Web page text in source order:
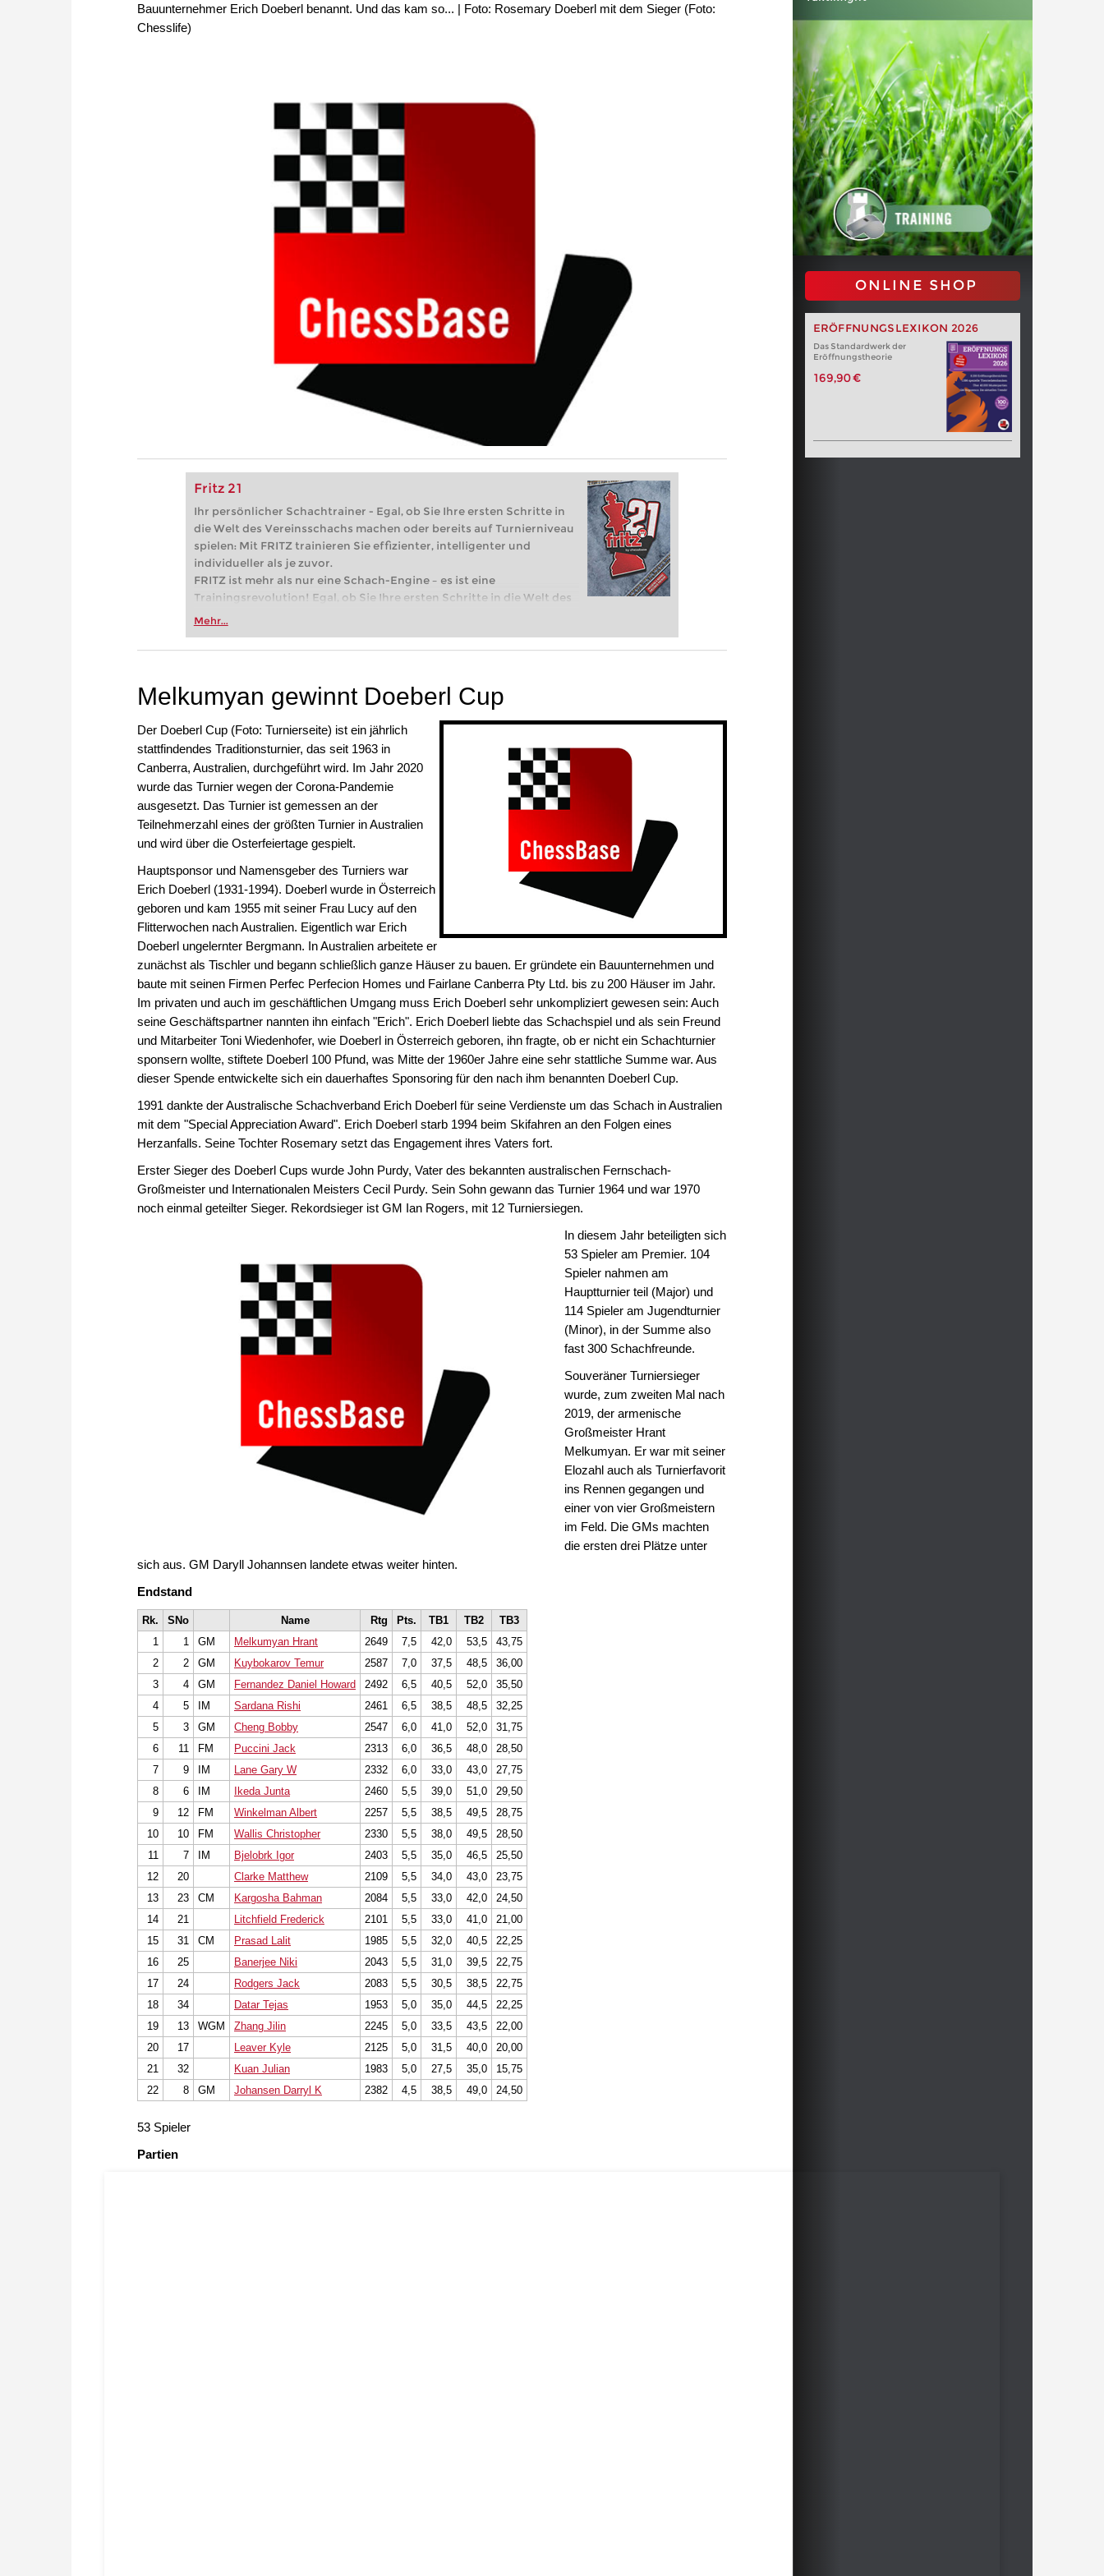
Bauunternehmer Erich Doeberl benannt. Und das kam so... | Foto: Rosemary Doeberl mit dem Sieger (Foto:
Chesslife)
Fritz 21
Ihr persönlicher Schachtrainer - Egal, ob Sie Ihre ersten Schritte in
die Welt des Vereinsschachs machen oder bereits auf Turnierniveau
spielen: Mit FRITZ trainieren Sie effizienter, intelligenter und
individueller als je zuvor.
FRITZ ist mehr als nur eine Schach-Engine – es ist eine
Trainingsrevolution! Egal, ob Sie Ihre ersten Schritte in die Welt des
Vereinsschachs machen oder bereits auf Turnierniveau spielen: Mit
zuvor.
Mehr...
ONLINE SHOP
ERÖFFNUNGSLEXIKON 2026
Das Standardwerk der
Eröffnungstheorie
169,90 €
Melkumyan gewinnt Doeberl Cup
Der Doeberl Cup (Foto: Turnierseite) ist ein jährlich
stattfindendes Traditionsturnier, das seit 1963 in
Canberra, Australien, durchgeführt wird. Im Jahr 2020
wurde das Turnier wegen der Corona-Pandemie
ausgesetzt. Das Turnier ist gemessen an der
Teilnehmerzahl eines der größten Turnier in Australien
und wird über die Osterfeiertage gespielt.
Hauptsponsor und Namensgeber des Turniers war
Erich Doeberl (1931-1994). Doeberl wurde in Österreich
geboren und kam 1955 mit seiner Frau Lucy auf den
Flitterwochen nach Australien. Eigentlich war Erich
Doeberl ungelernter Bergmann. In Australien arbeitete er
zunächst als Tischler und begann schließlich ganze Häuser zu bauen. Er gründete ein Bauunternehmen und
baute mit seinen Firmen Perfec Perfecion Homes und Fairlane Canberra Pty Ltd. bis zu 200 Häuser im Jahr.
Im privaten und auch im geschäftlichen Umgang muss Erich Doeberl sehr unkompliziert gewesen sein: Auch
seine Geschäftspartner nannten ihn einfach "Erich". Erich Doeberl liebte das Schachspiel und als sein Freund
und Mitarbeiter Toni Wiedenhofer, wie Doeberl in Österreich geboren, ihn fragte, ob er nicht ein Schachturnier
sponsern wollte, stiftete Doeberl 100 Pfund, was Mitte der 1960er Jahre eine sehr stattliche Summe war. Aus
dieser Spende entwickelte sich ein dauerhaftes Sponsoring für den nach ihm benannten Doeberl Cup.
1991 dankte der Australische Schachverband Erich Doeberl für seine Verdienste um das Schach in Australien
mit dem "Special Appreciation Award". Erich Doeberl starb 1994 beim Skifahren an den Folgen eines
Herzanfalls. Seine Tochter Rosemary setzt das Engagement ihres Vaters fort.
Erster Sieger des Doeberl Cups wurde John Purdy, Vater des bekannten australischen Fernschach-
Großmeister und Internationalen Meisters Cecil Purdy. Sein Sohn gewann das Turnier 1964 und war 1970
noch einmal geteilter Sieger. Rekordsieger ist GM Ian Rogers, mit 12 Turniersiegen.
In diesem Jahr beteiligten sich
53 Spieler am Premier. 104
Spieler nahmen am
Hauptturnier teil (Major) und
114 Spieler am Jugendturnier
(Minor), in der Summe also
fast 300 Schachfreunde.
Souveräner Turniersieger
wurde, zum zweiten Mal nach
2019, der armenische
Großmeister Hrant
Melkumyan. Er war mit seiner
Elozahl auch als Turnierfavorit
ins Rennen gegangen und
einer von vier Großmeistern
im Feld. Die GMs machten
die ersten drei Plätze unter
sich aus. GM Daryll Johannsen landete etwas weiter hinten.
Endstand
Rk. SNo Name Rtg Pts. TB1 TB2
TB3
1
1 GM Melkumyan Hrant 2649 7,5 42,0 53,5
43,75
2
2 GM Kuybokarov Temur 2587 7,0 37,5 48,5
36,00
3
4 GM Fernandez Daniel Howard 2492 6,5 40,5 52,0
35,50
4
5 IM Sardana Rishi 2461 6,5 38,5 48,5
32,25
5
3 GM Cheng Bobby 2547 6,0 41,0 52,0
31,75
6
11 FM Puccini Jack 2313 6,0 36,5 48,0
28,50
7
9 IM Lane Gary W 2332 6,0 33,0 43,0
27,75
8
6 IM Ikeda Junta 2460 5,5 39,0 51,0
29,50
9
12 FM Winkelman Albert 2257 5,5 38,5 49,5
28,75
10
10 FM Wallis Christopher 2330 5,5 38,0 49,5
28,50
11
7 IM Bjelobrk Igor 2403 5,5 35,0 46,5
25,50
12
20 Clarke Matthew 2109 5,5 34,0 43,0
23,75
13
23 CM Kargosha Bahman 2084 5,5 33,0 42,0
24,50
14
21 Litchfield Frederick 2101 5,5 33,0 41,0
21,00
15
31 CM Prasad Lalit 1985 5,5 32,0 40,5
22,25
16
25 Banerjee Niki 2043 5,5 31,0 39,5
22,75
17
24 Rodgers Jack 2083 5,5 30,5 38,5
22,75
18
34 Datar Tejas 1953 5,0 35,0 44,5
22,25
19
13 WGM Zhang Jilin 2245 5,0 33,5 43,5
22,00
20
17 Leaver Kyle 2125 5,0 31,5 40,0
20,00
21
32 Kuan Julian 1983 5,0 27,5 35,0
15,75
22
8 GM Johansen Darryl K 2382 4,5 38,5 49,0 24,50
53 Spieler
Partien